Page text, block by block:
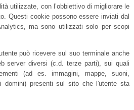
utilizzate, con l’obbiettivo di migliorare le
Questi cookie possono essere inviati dal
ma sono utilizzati solo per scopi
può ricevere sul suo terminale anche
server diversi (c.d. terze parti), sui quali
(ad es. immagini, mappe, suoni,
domini) presenti sul sito che l'utente sta